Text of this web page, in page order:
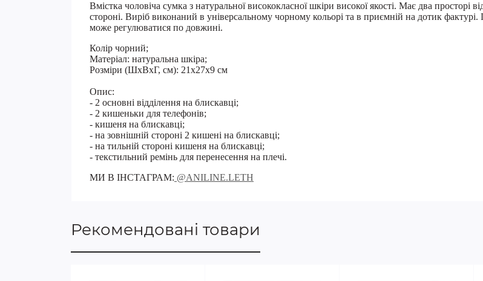
Вмістка чоловіча сумка з натуральної висококласної шкіри високої якості. Має два просторі
стороні. Виріб виконаний в універсальному чорному кольорі та в приємній на дотик
може регулюватися по довжині.
Колір чорний;
Матеріал: натуральна шкіра;
Розміри (ШхВхГ, см): 21х27х9 см
Опис:
- 2 основні відділення на блискавці;
- 2 кишеньки для телефонів;
- кишеня на блискавці;
- на зовнішній стороні 2 кишені на блискавці;
- на тильній стороні кишеня на блискавці;
- текстильний ремінь для перенесення на плечі.
МИ В ІНСТАГРАМ: @ANILINE.LETH
Рекомендовані товари